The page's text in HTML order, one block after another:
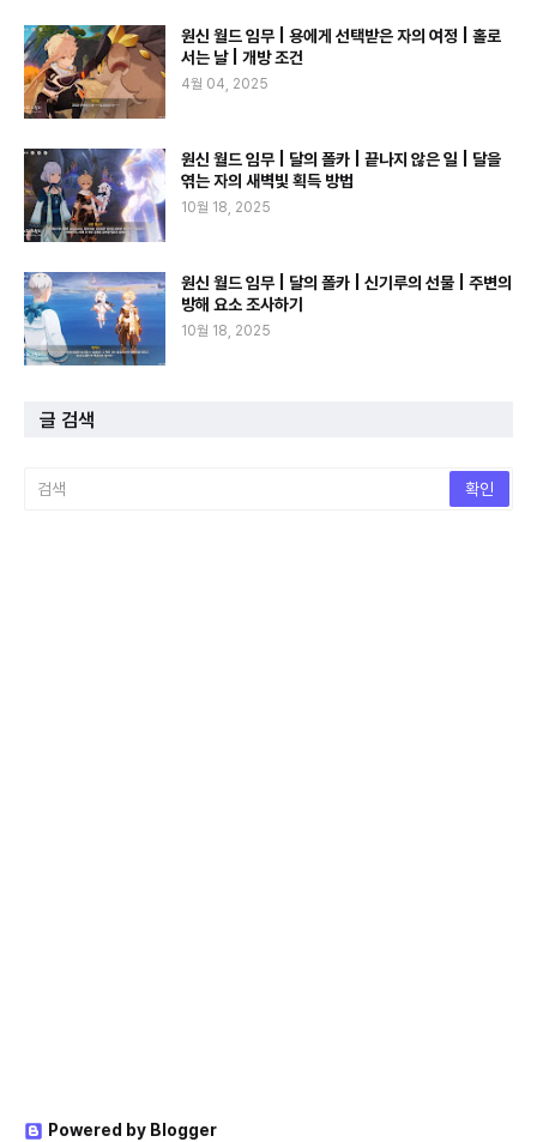
원신 월드 임무 | 용에게 선택받은 자의 여정 | 홀로
서는 날 | 개방 조건
4월 04, 2025
원신 월드 임무 | 달의 폴카 | 끝나지 않은 일 | 달을
엮는 자의 새벽빛 획득 방법
10월 18, 2025
원신 월드 임무 | 달의 폴카 | 신기루의 선물 | 주변의
방해 요소 조사하기
10월 18, 2025
글 검색
Powered by Blogger